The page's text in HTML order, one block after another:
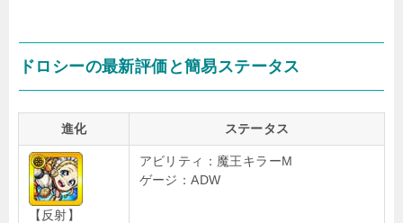
ドロシーの最新評価と簡易ステータス
進化 ステータス
【反射】
アビリティ：魔王キラーM
ゲージ：ADW